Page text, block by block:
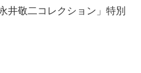
井敬二コレクション」特別